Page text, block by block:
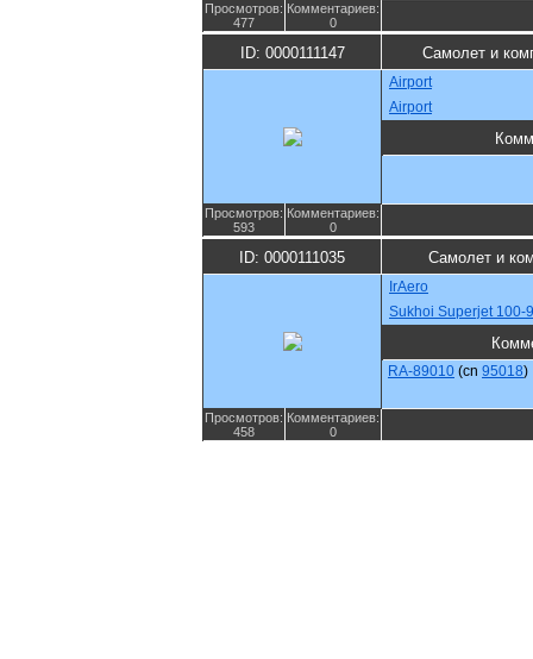
Просмотров:
477
Комментариев:
0
ID: 0000111147 Самолет и
Airport
Airport
Просмотров:
593
Комментариев:
0
ID: 0000111035 Самолет и
IrAero
Sukhoi Superjet 100-
RA-89010 (cn 95018)
Просмотров:
458
Комментариев:
0